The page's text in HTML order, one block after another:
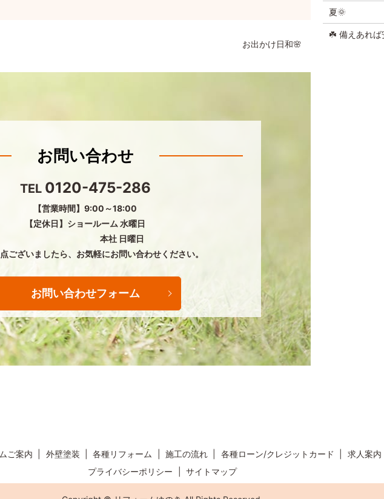
お出かけ日和🌸
お問い合わせ
TEL 0120-475-286
【営業時間】9:00～18:00
【定休日】ショールーム 水曜日
本社 日曜日
ございましたら、 お気軽にお問い合わせください。
お問い合わせフォーム
夏🌞
☘️ 備えあれ
ご案内 外壁塗装 各種リフォーム 施工の流れ 各種ローン/クレジットカード 求人案内
プライバシーポリシー
サイトマップ